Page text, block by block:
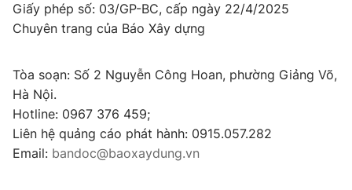
Giấy phép số: 03/GP-BC, cấp ngày 22/4/2025
Chuyên trang của Báo Xây dựng
Tòa soạn: Số 2 Nguyễn Công Hoan, phường Giảng Võ,
Hà Nội.
Hotline: 0967 376 459;
Liên hệ quảng cáo phát hành: 0915.057.282
Email: bandoc@baoxaydung.vn